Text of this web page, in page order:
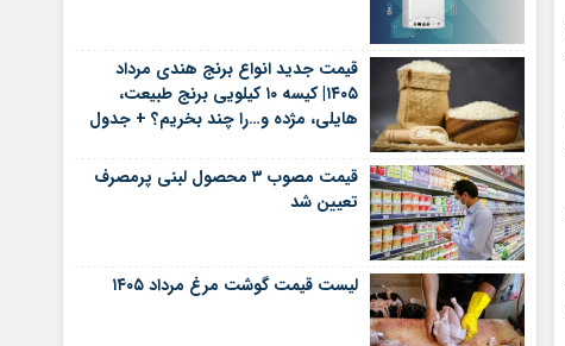
قیمت جدید انواع برنج هندی مرداد
۱۴۰۵| کیسه ۱۰ کیلویی برنج طبیعت،
هایلی، مژده و…را چند بخریم؟ + جدول
قیمت مصوب ۳ محصول لبنی پرمصرف
تعیین شد
لیست قیمت گوشت مرغ مرداد ۱۴۰۵